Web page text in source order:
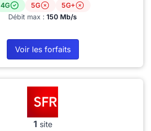
4G 5G
5G+
Débit max : 150 Mb/s
Voir les forfaits
1 site